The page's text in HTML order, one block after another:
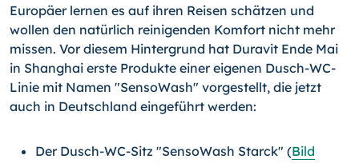
Europäer lernen es auf ihren Reisen schätzen und
wollen den natürlich reinigenden Komfort nicht mehr
missen. Vor diesem Hintergrund hat Duravit Ende Mai
in Shanghai erste Produkte einer eigenen Dusch-WC-
Linie mit Namen "SensoWash" vorgestellt, die jetzt
auch in Deutschland eingeführt werden:
Der Dusch-WC-Sitz "SensoWash Starck" (Bild